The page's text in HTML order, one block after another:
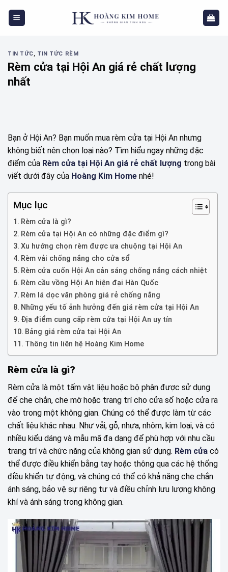
TIN TỨC, TIN TỨC RÈM
Rèm cửa tại Hội An giá rẻ chất lượng
nhất
Bạn ở Hội An? Bạn muốn mua rèm cửa tại Hội An nhưng
không biết nên chọn loại nào? Tìm hiểu ngay những đặc
điểm của Rèm cửa tại Hội An giá rẻ chất lượng trong bài
viết dưới đây của Hoàng Kim Home nhé!
Mục lục
Rèm cửa là gì?
Rèm cửa tại Hội An có những đặc điểm gì?
Xu hướng chọn rèm được ưa chuộng tại Hội An
Rèm vải chống nắng cho cửa sổ
Rèm cửa cuốn Hội An cản sáng chống nắng cách nhiệt
Rèm cầu vồng Hội An hiện đại Hàn Quốc
Rèm lá dọc văn phòng giá rẻ chống nắng
Những yếu tố ảnh hưởng đến giá rèm cửa tại Hội An
Địa điểm cung cấp rèm cửa tại Hội An uy tín
Bảng giá rèm cửa tại Hội An
Thông tin liên hệ Hoàng Kim Home
Rèm cửa là gì?
Rèm cửa là một tấm vật liệu hoặc bộ phận được sử dụng
để che chắn, che mờ hoặc trang trí cho cửa sổ hoặc cửa ra
vào trong một không gian. Chúng có thể được làm từ các
chất liệu khác nhau. Như vải, gỗ, nhựa, nhôm, kim loại, và có
nhiều kiểu dáng và mẫu mã đa dạng để phù hợp với nhu cầu
trang trí và chức năng của không gian sử dụng. Rèm cửa có
thể được điều khiển bằng tay hoặc thông qua các hệ thống
điều khiển tự động, và chúng có thể có khả năng che chắn
ánh sáng, bảo vệ sự riêng tư và điều chỉnh lưu lượng không
khí và ánh sáng trong không gian.